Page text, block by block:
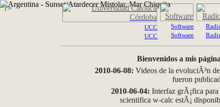
?>
UCC
UCC
Software
Software
Bienvenidos a mis
2010-06-08: Videos de la evoluciÃ³n
fueron
2010-06-04: Interfaz grÃ¡fica
scientifica w-calc estÃ¡